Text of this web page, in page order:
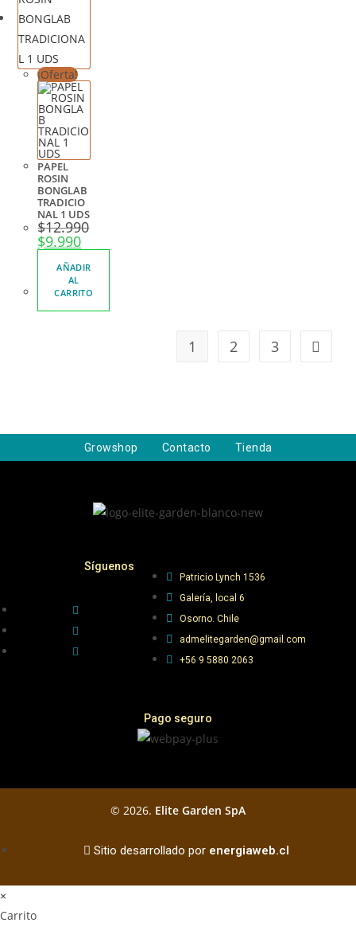
¡Oferta!
PAPEL
ROSIN
BONGLAB
TRADICIO
NAL 1 UDS
$12.990
$9.990
AÑADIR
AL
CARRITO
1 2 3
Growshop Contacto Tienda
Síguenos
Patricio Lynch 1536
Galería, local 6
Osorno. Chile
admelitegarden@gmail.com
+56 9 5880 2063
Pago seguro
© 2026. Elite Garden SpA
Sitio desarrollado por energiaweb.cl
×
Carrito